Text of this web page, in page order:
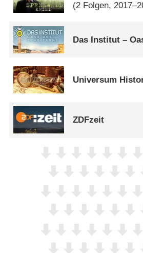
(2 Folgen,
Das Institut –
Universum
ZDFzeit